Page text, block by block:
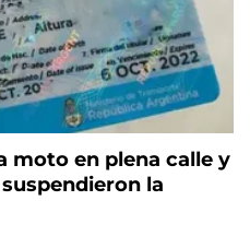
moto en plena calle y
la